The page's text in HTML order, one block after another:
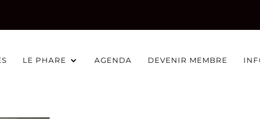
LE PHARE AGENDA DEVENIR MEMBRE